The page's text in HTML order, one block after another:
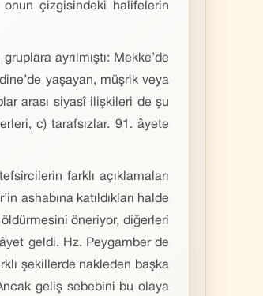
çizgisindeki halifelerin
ayrılmıştı: Mekke’de
yaşayan, müşrik veya
arası siyasî ilişkileri de şu
c) tarafsızlar. 91. âyete
farklı açıklamaları
ashabına katıldıkları halde
öneriyor, diğerleri
geldi. Hz. Peygamber de
şekillerde nakleden başka
geliş sebebini bu olaya